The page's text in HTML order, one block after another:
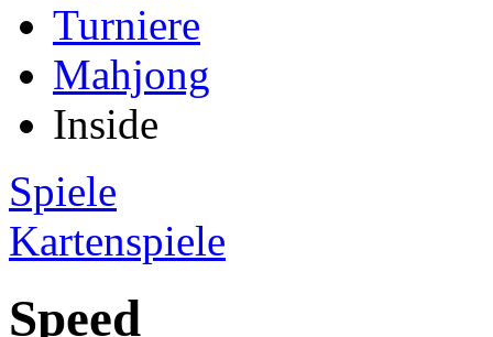
Turniere
Mahjong
Inside
Spiele
Kartenspiele
Speed